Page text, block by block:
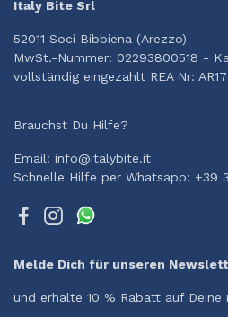
Italy Bite Srl
52011 Soci Bibbiena (Arezzo)
MwSt.-Nummer: 02293800518 -
vollständig eingezahlt REA Nr:
Brauchst Du Hilfe?
Email: info@italybite.it
Schnelle Hilfe per Whatsapp: +39
Melde Dich für unseren
und erhalte 10 % Rabatt auf Deine